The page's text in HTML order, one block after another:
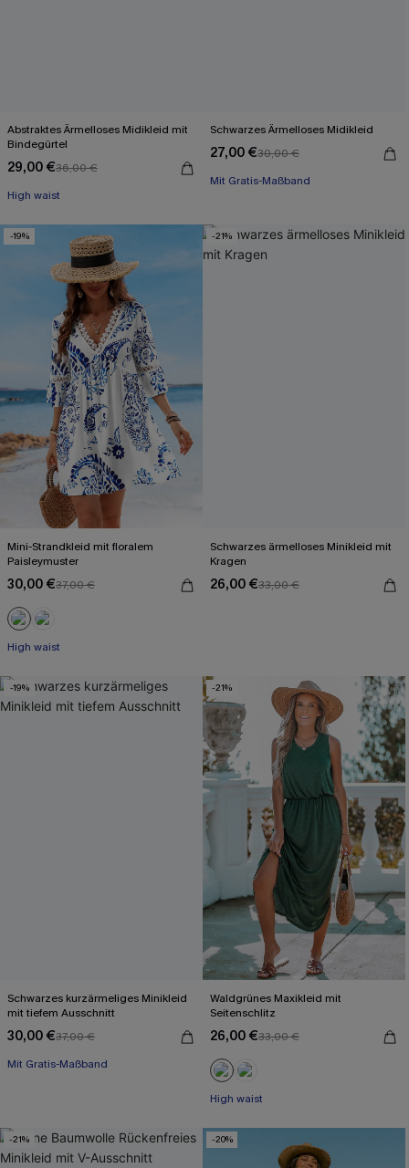
Abstraktes Ärmelloses Midikleid mit
Bindegürtel
29,00 €36,00 €
High waist
Schwarzes Ärmelloses Midikleid
27,00 €30,00 €
Mit Gratis-Maßband
Mit Gratis-Maßband
-19%
Mini-Strandkleid mit floralem
Paisleymuster
30,00 €37,00 €
High waist
-21%
Schwarzes ärmelloses Minikleid mit
Kragen
26,00 €33,00 €
-19%
Schwarzes kurzärmeliges Minikleid
mit tiefem Ausschnitt
30,00 €37,00 €
Mit Gratis-Maßband
-21%
Waldgrünes Maxikleid mit
Seitenschlitz
26,00 €33,00 €
High waist
-21% -20%